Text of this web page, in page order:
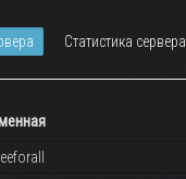
Статистика сервера